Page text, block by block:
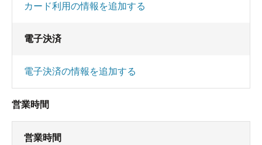
カード利用の情報を追加する
電子決済
電子決済の情報を追加する
営業時間
営業時間